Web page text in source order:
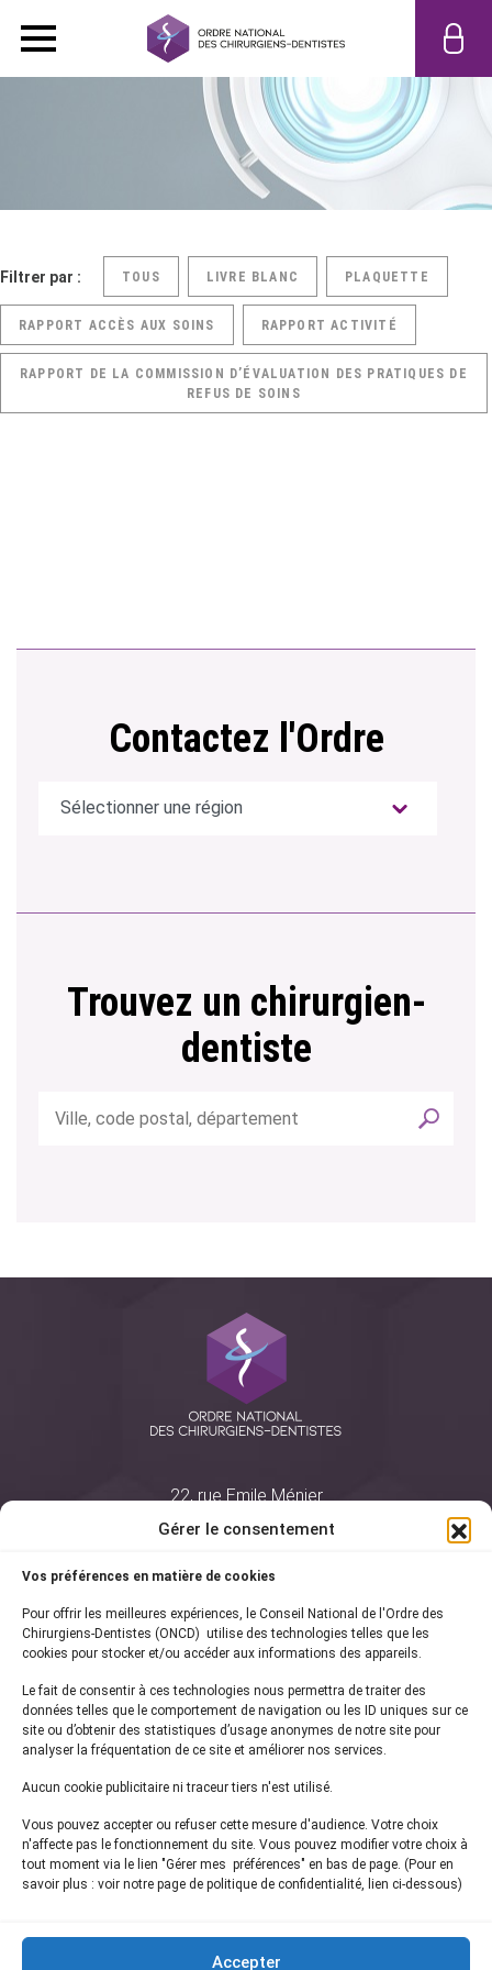
Gérer le consentement
Vos préférences en matière de cookies
Pour offrir les meilleures expériences, le Conseil National de l'Ordre des
Chirurgiens-Dentistes (ONCD) utilise des technologies telles que les
cookies pour stocker et/ou accéder aux informations des appareils.
Le fait de consentir à ces technologies nous permettra de traiter des
données telles que le comportement de navigation ou les ID uniques sur ce
site ou d’obtenir des statistiques d’usage anonymes de notre site pour
analyser la fréquentation de ce site et améliorer nos services.
Aucun cookie publicitaire ni traceur tiers n'est utilisé.
Vous pouvez accepter ou refuser cette mesure d'audience. Votre choix
n'affecte pas le fonctionnement du site. Vous pouvez modifier votre choix à
tout moment via le lien "Gérer mes préférences" en bas de page. (Pour en
savoir plus : voir notre page de politique de confidentialité, lien ci-dessous)
Accepter
Filtrer par : TOUS LIVRE BLANC PLAQUETTE
RAPPORT ACCÈS AUX SOINS RAPPORT ACTIVITÉ
RAPPORT DE LA COMMISSION D’ÉVALUATION DES PRATIQUES DE
REFUS DE SOINS
Contactez l'Ordre
Trouvez un chirurgien-
dentiste
22, rue Emile Ménier
75761 Paris Cedex 16
01 44 34 78 80
courrier@oncd.org
Actualités
Presse
Informations légales
Plan du site
Inscrivez-vous à notrenewsletter